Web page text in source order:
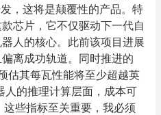
，这将是颠覆性的产品。特
芯片，它不仅驱动下一代自
人的核心。此前该项目进展
离成功轨道。同时推进的
估其每瓦性能将至少超越英
的推理计算层面，成本可
些指标至关重要，我必须